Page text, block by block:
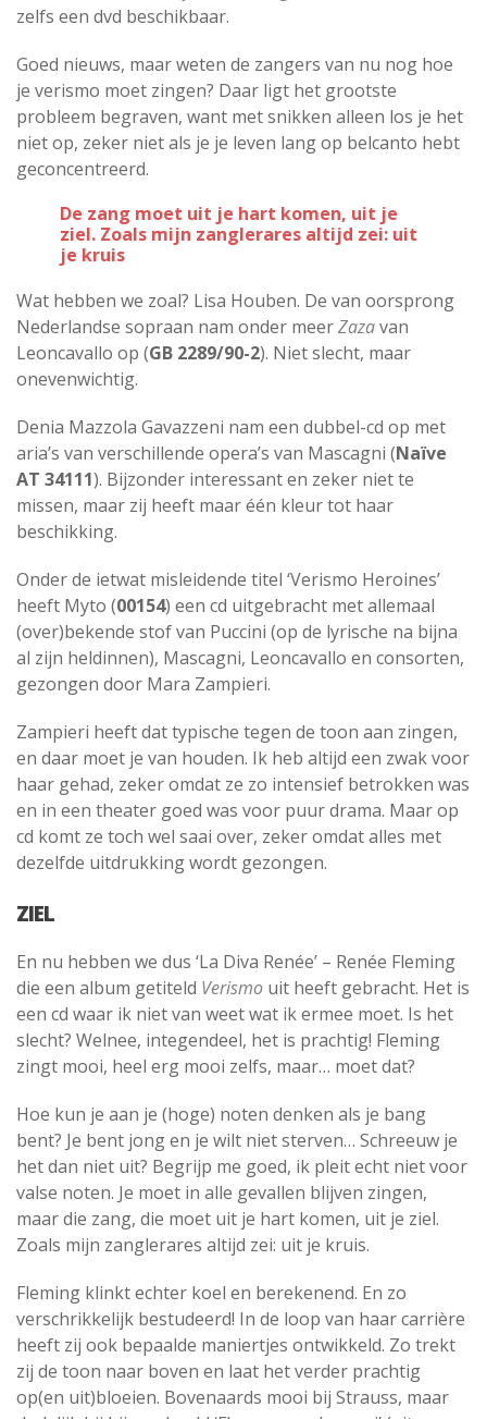
zelfs een dvd beschikbaar.
Goed nieuws, maar weten de zangers van nu nog hoe
je verismo moet zingen? Daar ligt het grootste
probleem begraven, want met snikken alleen los je het
niet op, zeker niet als je je leven lang op belcanto hebt
geconcentreerd.
De zang moet uit je hart komen, uit je
ziel. Zoals mijn zanglerares altijd zei: uit
je kruis
Wat hebben we zoal? Lisa Houben. De van oorsprong
Nederlandse sopraan nam onder meerZazavan
Leoncavallo op (GB 2289/90-2). Niet slecht, maar
onevenwichtig.
Denia Mazzola Gavazzeni nam een dubbel-cd op met
aria’s van verschillende opera’s van Mascagni (Naïve
AT 34111). Bijzonder interessant en zeker niet te
missen, maar zij heeft maar één kleur tot haar
beschikking.
Onder de ietwat misleidende titel ‘Verismo Heroines’
heeft Myto (00154) een cd uitgebracht met allemaal
(over)bekende stof van Puccini (op de lyrische na bijna
al zijn heldinnen), Mascagni, Leoncavallo en consorten,
gezongen door Mara Zampieri.
Zampieri heeft dat typische tegen de toon aan zingen,
en daar moet je van houden. Ik heb altijd een zwak voor
haar gehad, zeker omdat ze zo intensief betrokken was
en in een theater goed was voor puur drama. Maar op
cd komt ze toch wel saai over, zeker omdat alles met
dezelfde uitdrukking wordt gezongen.
ZIEL
En nu hebben we dus ‘La Diva Renée’ – Renée Fleming
die een album getiteld Verismo uit heeft gebracht. Het is
een cd waar ik niet van weet wat ik ermee moet. Is het
slecht? Welnee, integendeel, het is prachtig! Fleming
zingt mooi, heel erg mooi zelfs, maar… moet dat?
Hoe kun je aan je (hoge) noten denken als je bang
bent? Je bent jong en je wilt niet sterven… Schreeuw je
het dan niet uit? Begrijp me goed, ik pleit echt niet voor
valse noten. Je moet in alle gevallen blijven zingen,
maar die zang, die moet uit je hart komen, uit je ziel.
Zoals mijn zanglerares altijd zei: uit je kruis.
Fleming klinkt echter koel en berekenend. En zo
verschrikkelijk bestudeerd! In de loop van haar carrière
heeft zij ook bepaalde maniertjes ontwikkeld. Zo trekt
zij de toon naar boven en laat het verder prachtig
op(en uit)bloeien. Bovenaards mooi bij Strauss, maar